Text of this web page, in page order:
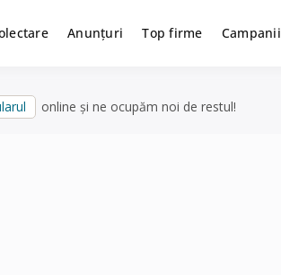
Anunțuri Top firme Campanii
online și ne ocupăm noi de restul!